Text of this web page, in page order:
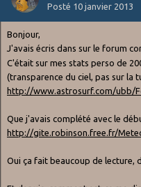
Posté 10 janvier 2013
Bonjour,
J'avais écris dans sur le forum
C'était sur mes stats perso de
(transparence du ciel, pas sur la
http://www.astrosurf.com/ubb/
Que j'avais complété avec le
http://gite.robinson.free.fr/
Oui ça fait beaucoup de lecture,